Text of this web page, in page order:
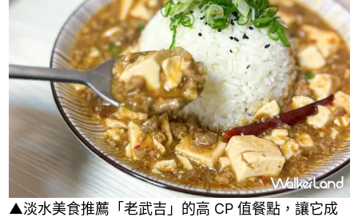
▲淡水美食推薦「老武吉」的高 CP 值餐點，讓它成